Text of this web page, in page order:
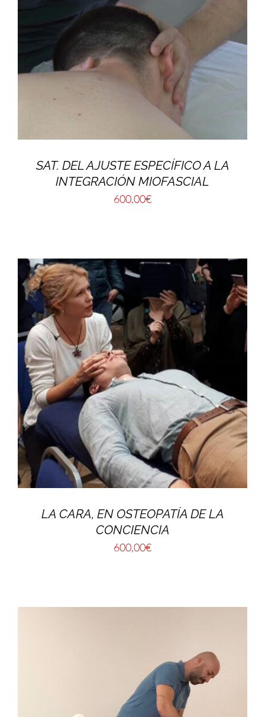
SAT. DEL AJUSTE ESPECÍFICO A LA
INTEGRACIÓN MIOFASCIAL
600,00€
LA CARA, EN OSTEOPATÍA DE LA
CONCIENCIA
600,00€